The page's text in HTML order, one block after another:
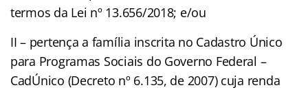
termos da Lei nº 13.656/2018; e/ou
II – pertença a família inscrita no Cadastro Único
para Programas Sociais do Governo Federal –
CadÚnico (Decreto nº 6.135, de 2007) cuja renda